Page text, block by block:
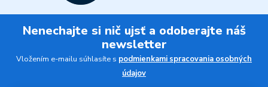
Nenechajte si nič ujsť a odoberajte náš
newsletter
Vložením e-mailu súhlasíte s podmienkami spracovania osobných
údajov